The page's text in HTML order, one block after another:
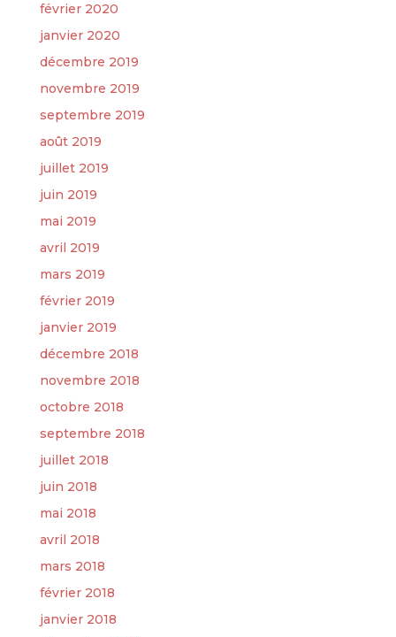
février 2020
janvier 2020
décembre 2019
novembre 2019
septembre 2019
août 2019
juillet 2019
juin 2019
mai 2019
avril 2019
mars 2019
février 2019
janvier 2019
décembre 2018
novembre 2018
octobre 2018
septembre 2018
juillet 2018
juin 2018
mai 2018
avril 2018
mars 2018
février 2018
janvier 2018